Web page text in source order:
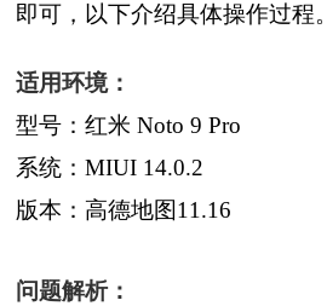
即可，以下介绍具体操作过程。
适用环境：
型号：红米 Noto 9 Pro
系统：MIUI 14.0.2
版本：高德地图11.16
问题解析：